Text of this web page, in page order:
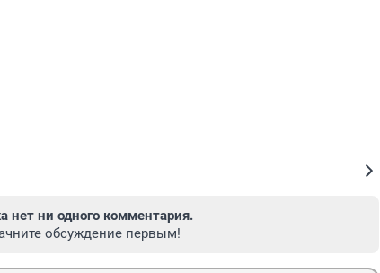
нет ни одного комментария.
обсуждение первым!